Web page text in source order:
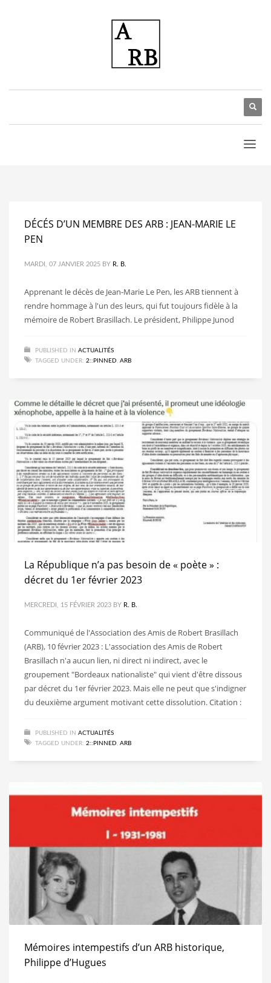
DÉCÉS D’UN MEMBRE DES ARB : JEAN-MARIE LE
PEN
MARDI, 07 JANVIER 2025 BY R. B.
Apprenant le décès de Jean-Marie Le Pen, les ARB tiennent à
rendre hommage à l'un des leurs, qui fut toujours fidèle à la
mémoire de Robert Brasillach. Le président, Philippe Junod
PUBLISHED IN ACTUALITÉS
TAGGED UNDER: 2::PINNED ARB
La République n’a pas besoin de « poète » :
décret du 1er février 2023
MERCREDI, 15 FÉVRIER 2023 BY R. B.
Communiqué de l'Association des Amis de Robert Brasillach
(ARB), 10 février 2023 : L'association des Amis de Robert
Brasillach n'a aucun lien, ni direct ni indirect, avec le
groupement "Bordeaux nationaliste" qui vient d'être dissous
par décret du 1er février 2023. Mais elle ne peut que s'indigner
du deuxième argument motivant cette dissolution. Citation :
PUBLISHED IN ACTUALITÉS
TAGGED UNDER: 2::PINNED ARB
Mémoires intempestifs d’un ARB historique,
Philippe d’Hugues